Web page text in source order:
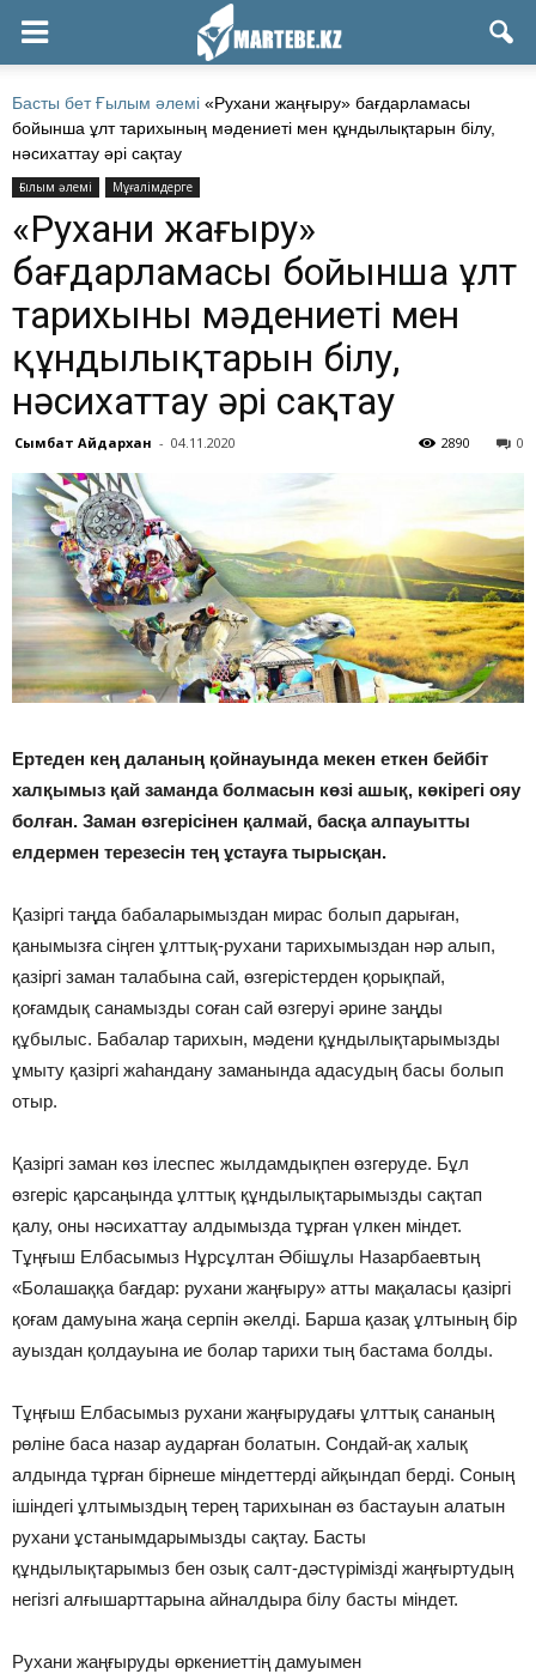
Басты бет Ғылым әлемі «Рухани жаңғыру» бағдарламасы
бойынша ұлт тарихының мәдениеті мен құндылықтарын білу,
нәсихаттау әрі сақтау
Ғылым әлемі Мұғалімдерге
«Рухани жаңғыру»
бағдарламасы бойынша ұлт
тарихының мәдениеті мен
құндылықтарын білу,
нәсихаттау әрі сақтау
Сымбат Айдархан - 04.11.2020 0
2890
Ертеден кең даланың қойнауында мекен еткен бейбіт
халқымыз қай заманда болмасын көзі ашық, көкірегі ояу
болған. Заман өзгерісінен қалмай, басқа алпауытты
елдермен терезесін тең ұстауға тырысқан.
Қазіргі таңда бабаларымыздан мирас болып дарыған,
қанымызға сіңген ұлттық-рухани тарихымыздан нәр алып,
қазіргі заман талабына сай, өзгерістерден қорықпай,
қоғамдық санамызды соған сай өзгеруі әрине заңды
құбылыс. Бабалар тарихын, мәдени құндылықтарымызды
ұмыту қазіргі жаһандану заманында адасудың басы болып
отыр.
Қазіргі заман көз ілеспес жылдамдықпен өзгеруде. Бұл
өзгеріс қарсаңында ұлттық құндылықтарымызды сақтап
қалу, оны нәсихаттау алдымызда тұрған үлкен міндет.
Тұңғыш Елбасымыз Нұрсұлтан Әбішұлы Назарбаевтың
«Болашаққа бағдар: рухани жаңғыру» атты мақаласы қазіргі
қоғам дамуына жаңа серпін әкелді. Барша қазақ ұлтының бір
ауыздан қолдауына ие болар тарихи тың бастама болды.
Тұңғыш Елбасымыз рухани жаңғырудағы ұлттық сананың
рөліне баса назар аударған болатын. Сондай-ақ халық
алдында тұрған бірнеше міндеттерді айқындап берді. Соның
ішіндегі ұлтымыздың терең тарихынан өз бастауын алатын
рухани ұстанымдарымызды сақтау. Басты
құндылықтарымыз бен озық салт-дәстүрімізді жаңғыртудың
негізгі алғышарттарына айналдыра білу басты міндет.
Рухани жаңғыруды өркениеттің дамуымен